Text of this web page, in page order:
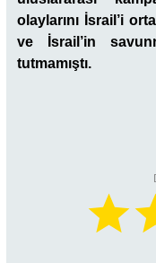
olaylarını İsrail’i
ve İsrail’in
tutmamıştı.